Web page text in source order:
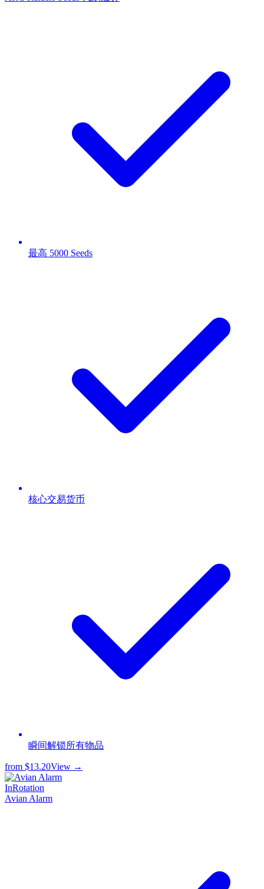
最高 5000 Seeds
核心交易货币
瞬间解锁所有物品
from $13.20View →
InRotation
Avian Alarm